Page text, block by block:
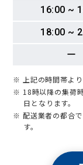
16:00 ~
18:00 ~
ー
※ 上記の時間帯より
※ 18時以降の集荷
日となります。
※ 配送業者の都合
す。